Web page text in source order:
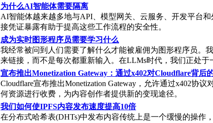
为什么AI智能体需要隔离
AI智能体越来越多地与API、模型网关、云服务、开发平台
接凭证暴露有助于提高这些工作流程的安全性。
成为实时图形程序员需要学习什么
我经常被问到人们需要了解什么才能被雇佣为图形程序员。
来链接，而不是每次都重新输入。在LLMs时代，我们正处于
宣布推出Monetization Gateway：通过x402对Cloudflare背后
Cloudflare宣布推出Monetization Gateway，允许通过x402协议
何资源进行收费，为内容创作者提供新的变现途径。
我们如何使IPFS内容发布速度提高10倍
在分布式哈希表(DHTs)中发布内容传统上是一个缓慢的操作